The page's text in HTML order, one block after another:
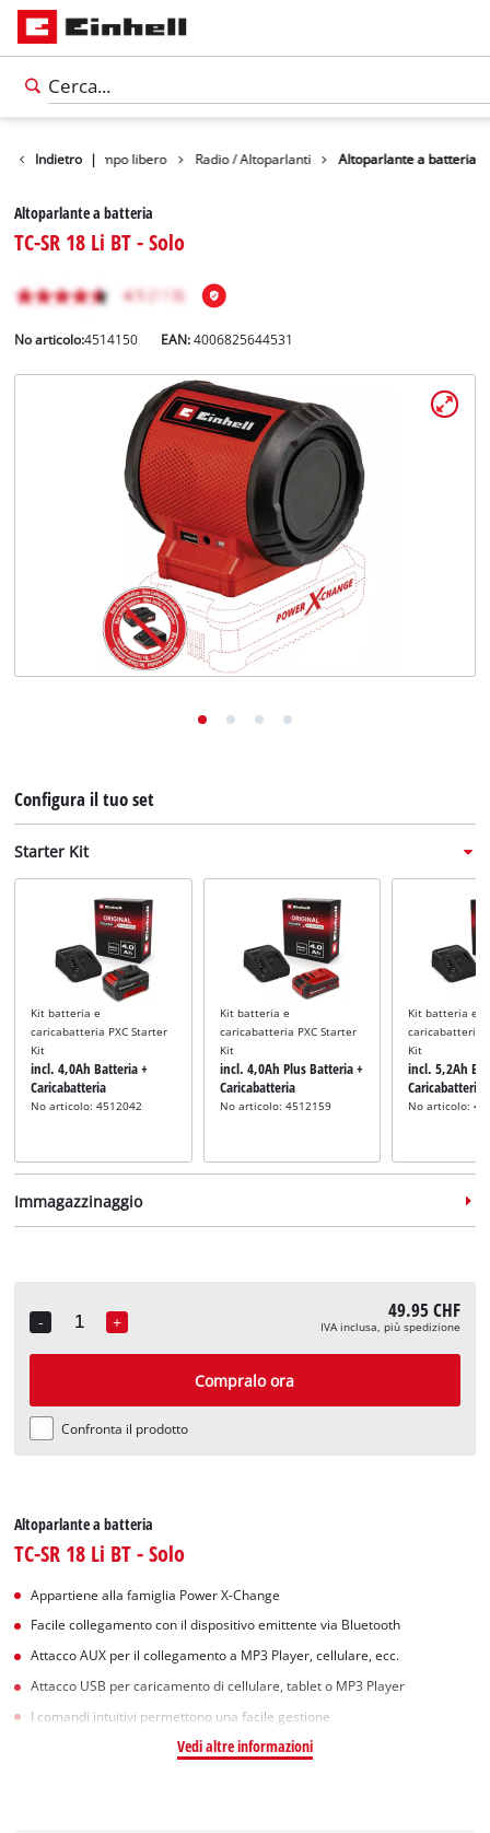
Indietro |
Prodotti Tempo libero Radio / Altoparlanti Altoparlante a batteria
Altoparlante a batteria
TC-SR 18 Li BT - Solo
No articolo:4514150 EAN:4006825644531
Configura il tuo set
Starter Kit
Kit batteria e
caricabatteria PXC Starter
Kit
incl. 4,0Ah Batteria +
Caricabatteria
No articolo: 4512042
Kit batteria e
caricabatteria PXC Starter
Kit
incl. 4,0Ah Plus Batteria +
Caricabatteria
No articolo: 4512159
Kit batteria e
caricabatteria
Kit
incl. 5,2Ah
Caricabatteria
No articolo:
Immagazzinaggio
No articolo: 4540021
-
Quantity
+ 49.95 CHF
IVA inclusa, più spedizione
Compralo ora
Confronta il prodotto
Altoparlante a batteria
TC-SR 18 Li BT - Solo
Appartiene alla famiglia Power X-Change
Facile collegamento con il dispositivo emittente via Bluetooth
Attacco AUX per il collegamento a MP3 Player, cellulare, ecc.
Attacco USB per caricamento di cellulare, tablet o MP3 Player
I comandi intuitivi permettono una facile gestione
Vedi altre informazioni